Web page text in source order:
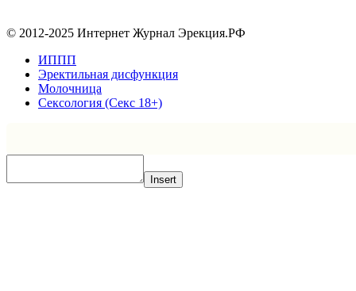
© 2012-2025 Интернет Журнал Эрекция.РФ
ИППП
Эректильная дисфункция
Молочница
Сексология (Секс 18+)
Insert